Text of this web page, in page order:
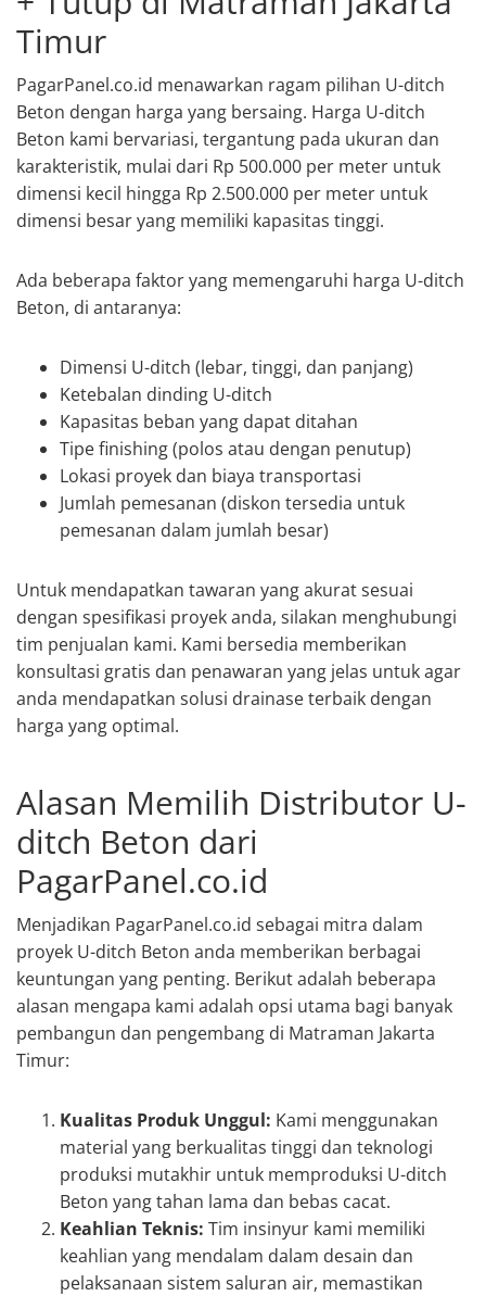
Timur
PagarPanel.co.id menawarkan ragam pilihan U-ditch
Beton dengan harga yang bersaing. Harga U-ditch
Beton kami bervariasi, tergantung pada ukuran dan
karakteristik, mulai dari Rp 500.000 per meter untuk
dimensi kecil hingga Rp 2.500.000 per meter untuk
dimensi besar yang memiliki kapasitas tinggi.
Ada beberapa faktor yang memengaruhi harga U-ditch
Beton, di antaranya:
Dimensi U-ditch (lebar, tinggi, dan panjang)
Ketebalan dinding U-ditch
Kapasitas beban yang dapat ditahan
Tipe finishing (polos atau dengan penutup)
Lokasi proyek dan biaya transportasi
Jumlah pemesanan (diskon tersedia untuk
pemesanan dalam jumlah besar)
Untuk mendapatkan tawaran yang akurat sesuai
dengan spesifikasi proyek anda, silakan menghubungi
tim penjualan kami. Kami bersedia memberikan
konsultasi gratis dan penawaran yang jelas untuk agar
anda mendapatkan solusi drainase terbaik dengan
harga yang optimal.
Alasan Memilih Distributor U-
ditch Beton dari
PagarPanel.co.id
Menjadikan PagarPanel.co.id sebagai mitra dalam
proyek U-ditch Beton anda memberikan berbagai
keuntungan yang penting. Berikut adalah beberapa
alasan mengapa kami adalah opsi utama bagi banyak
pembangun dan pengembang di Matraman Jakarta
Timur:
Kualitas Produk Unggul: Kami menggunakan
material yang berkualitas tinggi dan teknologi
produksi mutakhir untuk memproduksi U-ditch
Beton yang tahan lama dan bebas cacat.
Keahlian Teknis: Tim insinyur kami memiliki
keahlian yang mendalam dalam desain dan
pelaksanaan sistem saluran air, memastikan